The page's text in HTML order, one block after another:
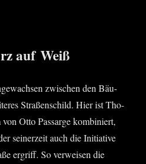
auf Weiß
zwi­schen den Bäu­
Stra­ßen­schild. Hier ist Tho­
Otto Pas­sar­ge kom­bi­niert,
sei­ner­zeit auch die Initia­ti­ve
ergriff. So ver­wei­sen die